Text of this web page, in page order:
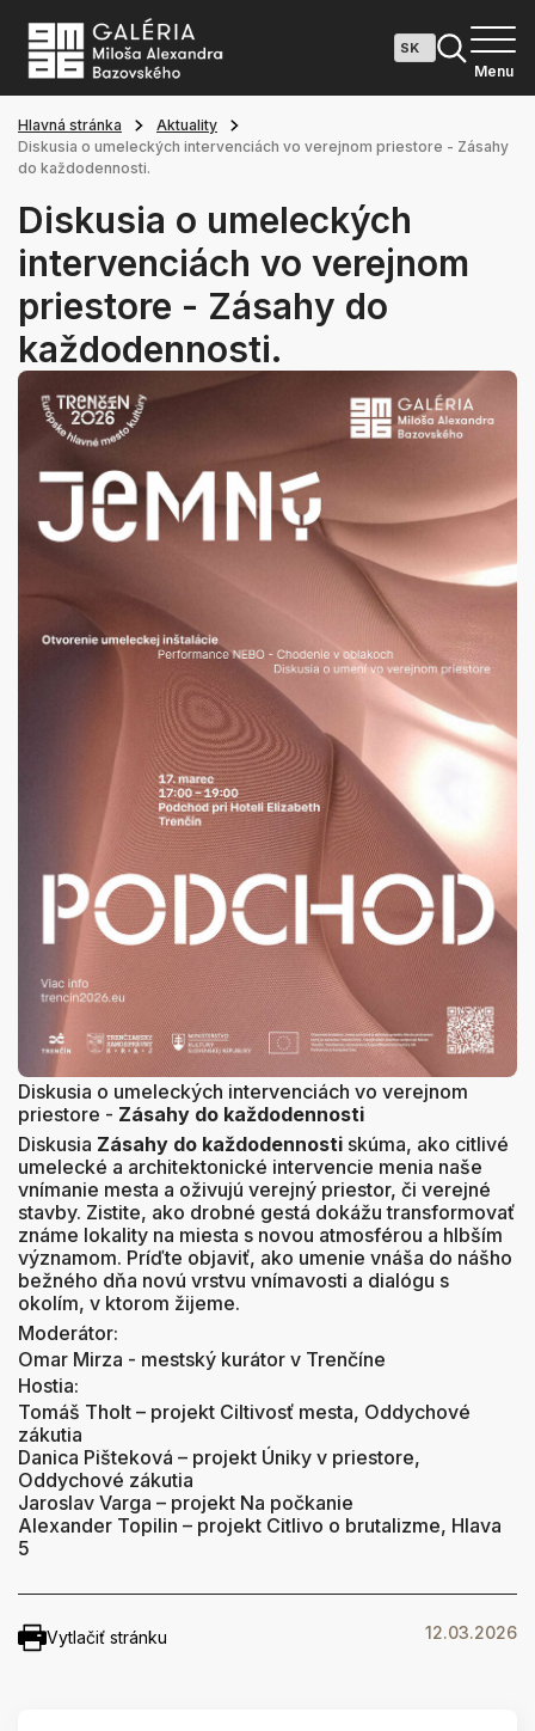
Menu
Hlavná stránka
Aktuality
Diskusia o umeleckých intervenciách vo verejnom priestore - Zásahy
do každodennosti.
Diskusia o umeleckých
intervenciách vo verejnom
priestore - Zásahy do
každodennosti.
Diskusia o umeleckých intervenciách vo verejnom
priestore - Zásahy do každodennosti
Diskusia Zásahy do každodennosti skúma, ako citlivé
umelecké a architektonické intervencie menia naše
vnímanie mesta a oživujú verejný priestor, či verejné
stavby. Zistite, ako drobné gestá dokážu transformovať
známe lokality na miesta s novou atmosférou a hlbším
významom. Príďte objaviť, ako umenie vnáša do nášho
bežného dňa novú vrstvu vnímavosti a dialógu s
okolím, v ktorom žijeme.
Moderátor:
Omar Mirza - mestský kurátor v Trenčíne
Hostia:
Tomáš Tholt – projekt Ciltivosť mesta, Oddychové
zákutia
Danica Pišteková – projekt Úniky v priestore,
Oddychové zákutia
Jaroslav Varga – projekt Na počkanie
Alexander Topilin – projekt Citlivo o brutalizme, Hlava
5
Vytlačiť stránku 12.03.2026